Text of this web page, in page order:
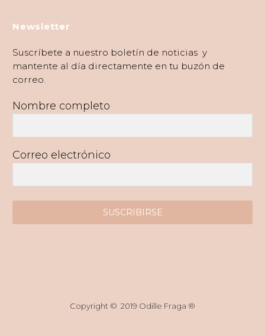
Newsletter
Suscríbete a nuestro boletín de noticias y
mantente al día directamente en tu buzón de
correo.
Nombre completo
Correo electrónico
SUSCRIBIRSE
Copyright © 2019 Odille Fraga ®